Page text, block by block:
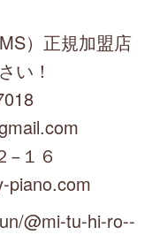
）正規加盟店
い！
−１６
piano.com
@mi-tu-hi-ro--